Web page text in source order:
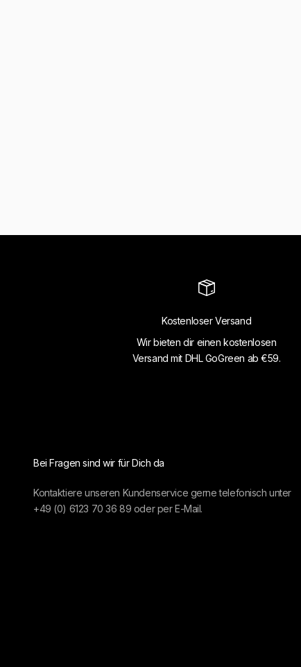
Kostenloser Versand
Wir bieten dir einen kostenlosen
Versand mit DHL GoGreen ab €59.
Bei Fragen sind wir für Dich da
Kontaktiere unseren Kundenservice gerne telefonisch unter
+49 (0) 6123 70 36 89 oder perE-Mail.